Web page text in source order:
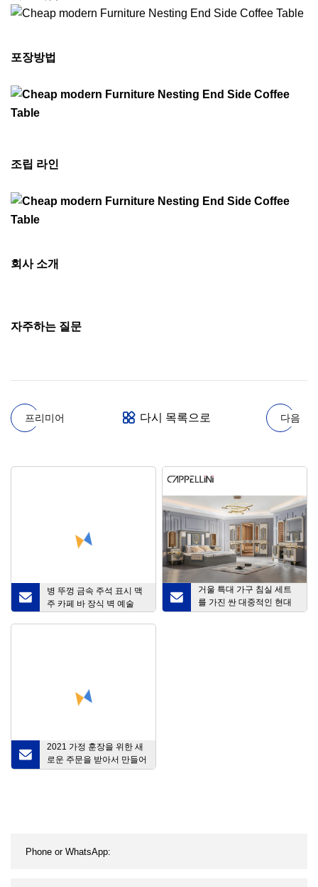
포장방법
조립 라인
회사 소개
자주하는 질문
프리미어 다시 목록으로 다음
병 뚜껑 금속 주석 표시 맥
주 카페 바 장식 벽 예술
거울 특대 가구 침실 세트
를 가진 싼 대중적인 현대
호화스러운 나무로 되는 침
2021 가정 훈장을 위한 새
로운 주문을 받아서 만들어
진 유리제 모자이크 본 개